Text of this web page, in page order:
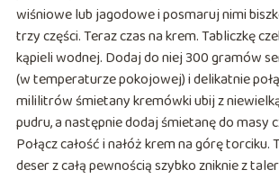
wiśniowe lub jagodowe i posmaruj nimi
trzy części. Teraz czas na krem. Tabliczkę
kąpieli wodnej. Dodaj do niej 300 gramów
(w temperaturze pokojowej) i delikatnie
mililitrów śmietany kremówki ubij z
pudru, a następnie dodaj śmietanę do masy
Połącz całość i nałóż krem na górę
deser z całą pewnością szybko zniknie z